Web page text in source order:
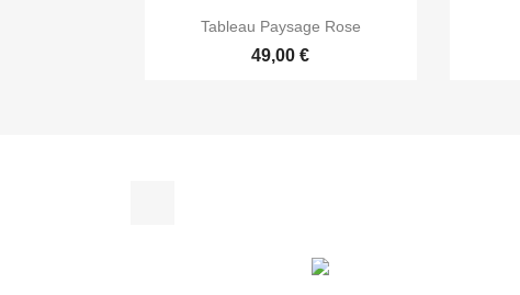
 Aperçu rapide
Tableau Paysage Rose
49,00 €